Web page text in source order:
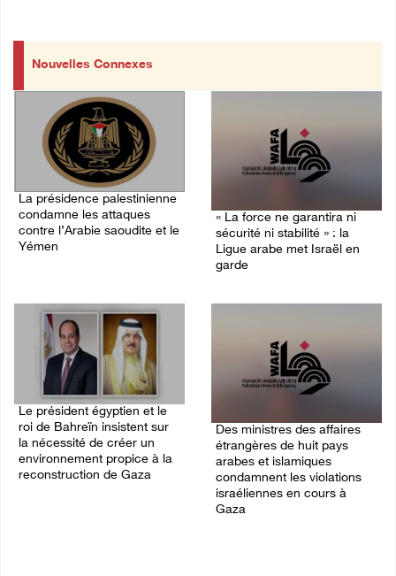
Nouvelles Connexes
La présidence palestinienne
condamne les attaques
contre l’Arabie saoudite et le
Yémen
« La force ne garantira ni
sécurité ni stabilité » : la
Ligue arabe met Israël en
garde
Le président égyptien et le
roi de Bahreïn insistent sur
la nécessité de créer un
environnement propice à la
reconstruction de Gaza
Des ministres des affaires
étrangères de huit pays
arabes et islamiques
condamnent les violations
israéliennes en cours à
Gaza